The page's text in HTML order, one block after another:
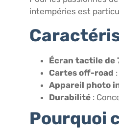
intempéries est
Écran tactile de
Cartes off-road
Appareil photo
Durabilité :
Pourquoi